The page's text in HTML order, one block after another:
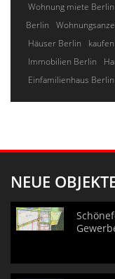
Wohnung miete Berlin
Berlin
Häuser Berlin
Immobilien Berlin
Einfamilienhaus Berlin
NEUE